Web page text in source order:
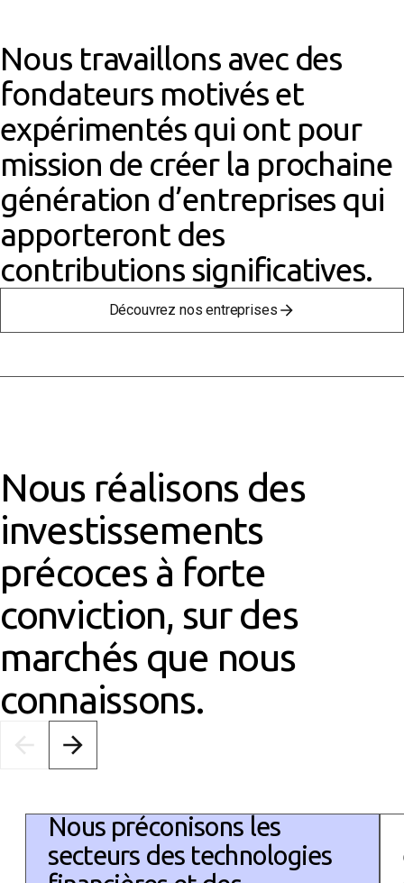
Nous travaillons avec des
fondateurs motivés et
expérimentés qui ont pour
mission de créer la prochaine
génération d’entreprises qui
apporteront des
contributions significatives.
Découvrez nos entreprises
Nous réalisons des
investissements
précoces à forte
conviction, sur des
marchés que nous
connaissons.
Nous préconisons les
secteurs des technologies